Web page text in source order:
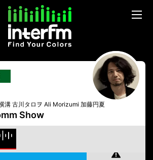
溝 古川タロヲ Ali Morizumi 加藤円夏
Show